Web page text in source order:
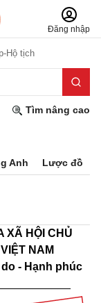
Đăng nhập
Hộ tịch
Tìm nâng cao
Anh Lược đồ
XÃ HỘI CHỦ
NAM
- Hạnh phúc